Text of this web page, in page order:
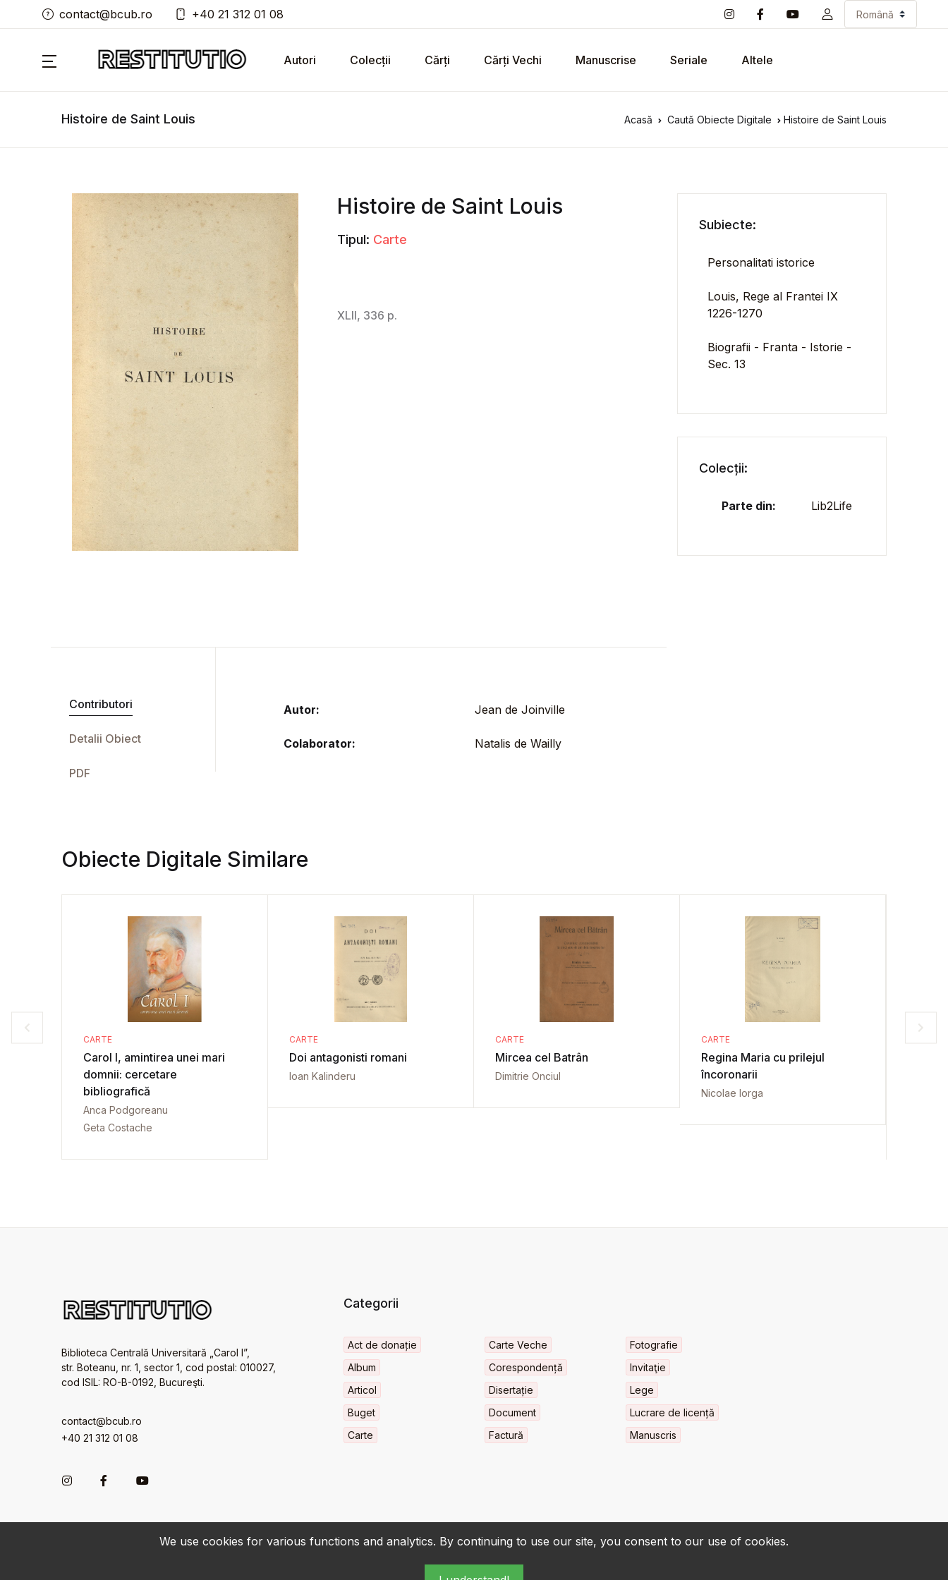
We use cookies for various functions and analytics. By continuing to use our site, you consent to our use of cookies.
contact@bcub.ro +40 21 312 01 08
Autori Colecții Cărți Cărți Vechi Manuscrise Seriale Altele
Histoire de Saint Louis Acasă Caută Obiecte Digitale Histoire de Saint Louis
Histoire de Saint Louis
Tipul: Carte
Contributori
Detalii Obiect
PDF
Autor: Jean de Joinville
Colaborator: Natalis de Wailly
Subiecte:
Personalitati istorice
Louis, Rege al Frantei IX
1226-1270
Biografii - Franta - Istorie -
Sec. 13
Colecții:
Parte din: Lib2Life
Obiecte Digitale Similare
CARTE
Carol I, amintirea unei mari
domnii: cercetare
bibliografică
Anca Podgoreanu
Geta Costache
CARTE
Doi antagonisti romani
Ioan Kalinderu
CARTE
Mircea cel Batrân
Dimitrie Onciul
CARTE
Regina Maria cu prilejul
încoronarii
Nicolae Iorga
Biblioteca Centrală Universitară „Carol I”,
str. Boteanu, nr. 1, sector 1, cod postal: 010027,
cod ISIL: RO-B-0192, Bucureşti.
contact@bcub.ro
+40 21 312 01 08
Categorii
Act de donație
Album
Articol
Buget
Carte
Carte Veche
Corespondență
Disertație
Document
Factură
Fotografie
Invitaţie
Lege
Lucrare de licență
Manuscris